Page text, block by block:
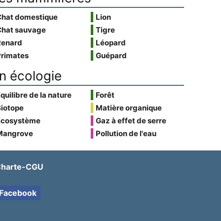
domestique
sauvage
Lion
Tigre
Léopard
Guépard
écologie
de la nature
Forêt
Matière organique
Gaz à effet de serre
Pollution de l'eau
CGU
Facebook